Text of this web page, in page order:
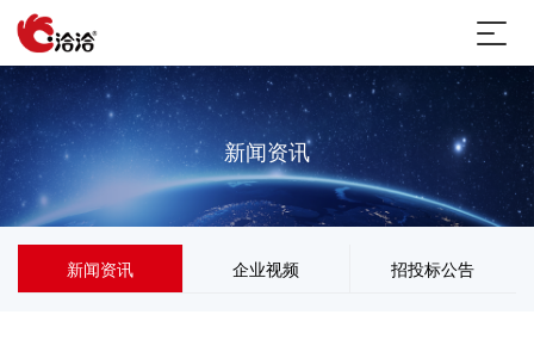
新闻资讯
新闻资讯 企业视频 招投标公告